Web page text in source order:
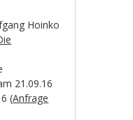
Hoinko
21.09.16
(Anfrage